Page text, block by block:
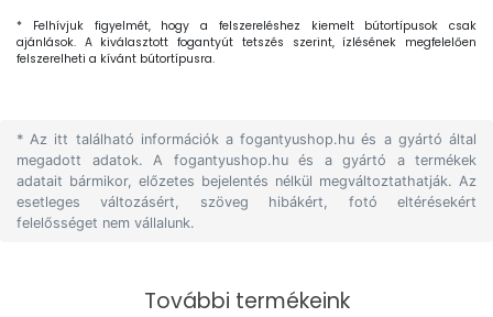
* Felhívjuk figyelmét, hogy a felszereléshez kiemelt bútortípusok csak
ajánlások. A kiválasztott fogantyút tetszés szerint, ízlésének megfelelően
felszerelheti a kívánt bútortípusra.
* Az itt található információk a fogantyushop.hu és a gyártó által
megadott adatok. A fogantyushop.hu és a gyártó a termékek
adatait bármikor, előzetes bejelentés nélkül megváltoztathatják. Az
esetleges változásért, szöveg hibákért, fotó eltérésekért
felelősséget nem vállalunk.
További termékeink